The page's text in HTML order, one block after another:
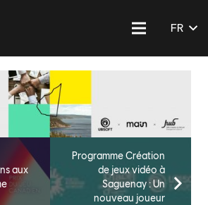
FR
aux
Programme Création
de jeux vidéo à
Saguenay : Un
nouveau joueur